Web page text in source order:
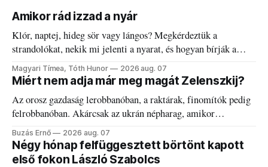
Amikor rád izzad a nyár
Klór, naptej, hideg sör vagy lángos? Megkérdeztük a
strandolókat, nekik mi jelenti a nyarat, és hogyan bírják a
kánikulát.
Magyari Tímea, Tóth Hunor 2026 aug. 07
Miért nem adja már meg magát Zelenszkij?
Az orosz gazdaság lerobbanóban, a raktárak, finomítók pedig
felrobbanóban. Akárcsak az ukrán népharag, amikor
elégedetlen vezetőivel.
Buzás Ernő 2026 aug. 07
Négy hónap felfüggesztett börtönt kapott
első fokon László Szabolcs